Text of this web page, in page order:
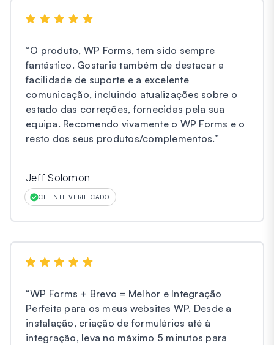
“O produto, WP Forms, tem sido sempre
fantástico. Gostaria também de destacar a
facilidade de suporte e a excelente
comunicação, incluindo atualizações sobre o
estado das correções, fornecidas pela sua
equipa. Recomendo vivamente o WP Forms e o
resto dos seus produtos/complementos.”
Jeff Solomon
CLIENTE VERIFICADO
“WP Forms + Brevo = Melhor e Integração
Perfeita para os meus websites WP. Desde a
instalação, criação de formulários até à
integração, leva no máximo 5 minutos para